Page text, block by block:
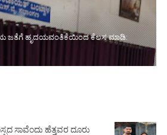
ಜತೆಗೆ ಹೃದಯವಂತಿಕೆಯಿಂದ ಕೆಲಸ ಮಾಡಿ:
ಸಾವೆಂದು ಹೆತ್ತವರ ದೂರು